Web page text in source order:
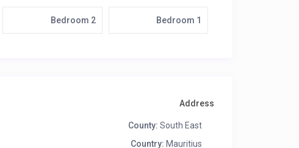
Bedroom 1
Bedroom 2
Address
County: South East
Country: Mauritius